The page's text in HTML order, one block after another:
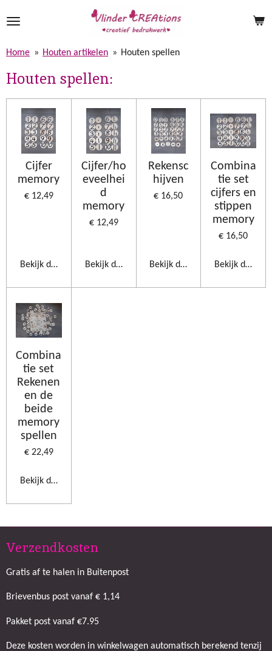
direct
de
hoofdinhoud
Home » Houten artikelen » Houten spellen
Houten spellen:
Cijfer
memory
€ 12,49
Bekijk details
Cijfer/ho
eveelhei
d
memory
€ 12,49
Bekijk details
Rekensc
hijven
€ 16,50
Bekijk details
Combina
tie set
cijfers en
stippen
memory
€ 16,50
Bekijk details
Combina
tie set
Rekenen
en de
beide
memory
spellen
€ 22,49
Bekijk details
Verzendkosten
Gratis af te halen in Buitenpost
Brievenbus post vanaf € 1,14
Pakket post vanaf €7.95
Deze kosten worden in winkelwagen automatisch berekend tenzij